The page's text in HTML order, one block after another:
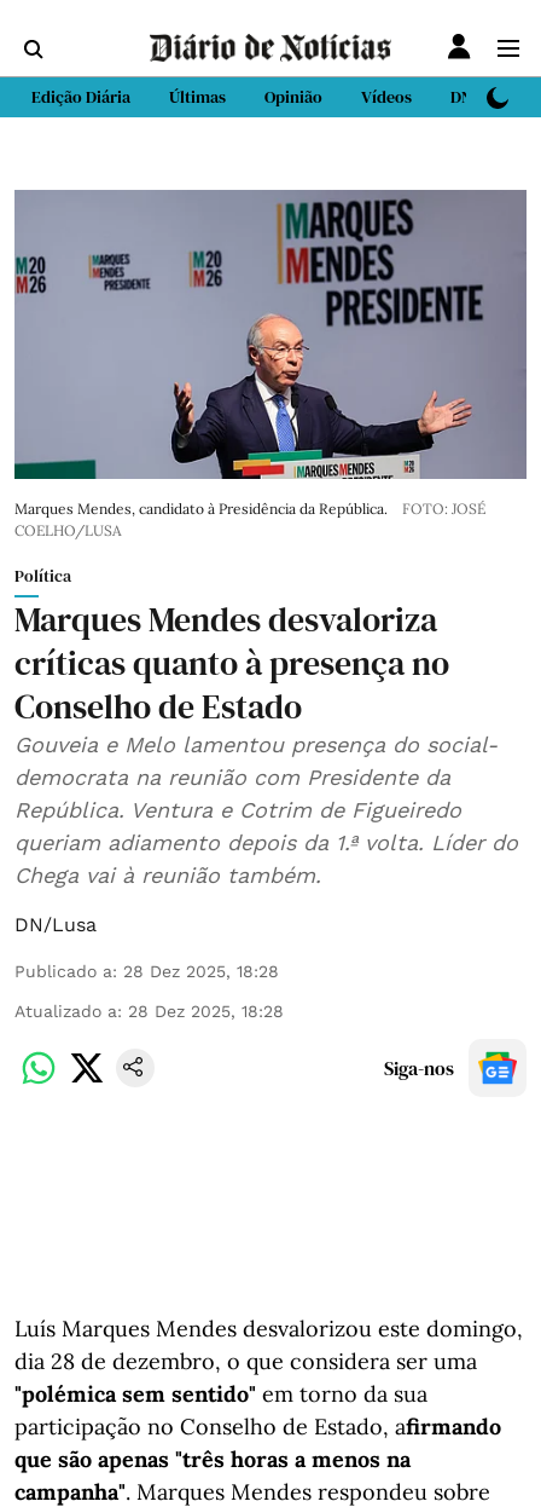
Edição Diária Últimas Opinião Vídeos DN Sport
Marques Mendes, candidato à Presidência da República.
FOTO: JOSÉ
COELHO/LUSA
Política
Marques Mendes desvaloriza
críticas quanto à presença no
Conselho de Estado
Gouveia e Melo lamentou presença do social-
democrata na reunião com Presidente da
República. Ventura e Cotrim de Figueiredo
queriam adiamento depois da 1.ª volta. Líder do
Chega vai à reunião também.
DN/Lusa
Publicado a: 28 Dez 2025, 18:28
Atualizado a: 28 Dez 2025, 18:28
Siga-nos
Luís Marques Mendes desvalorizou este domingo,
dia 28 de dezembro, o que considera ser uma
"polémica sem sentido" em torno da sua
participação no Conselho de Estado, afirmando
que são apenas "três horas a menos na
campanha". Marques Mendes respondeu sobre